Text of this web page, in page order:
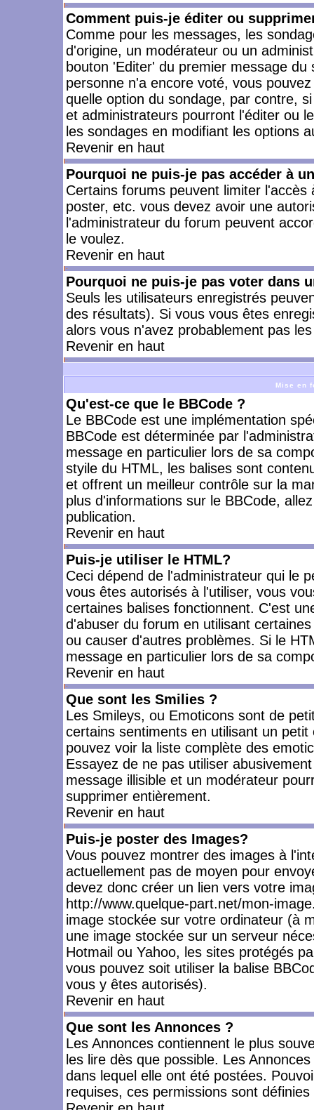
Comment puis-je éditer ou
Comme pour les messages, les
d'origine, un modérateur ou un
bouton 'Editer' du premier message
personne n'a encore voté, vous
quelle option du sondage, par contre,
et administrateurs pourront l'éditer ou
les sondages en modifiant les options
Revenir en haut
Pourquoi ne puis-je pas accéder à
Certains forums peuvent limiter
poster, etc. vous devez avoir une
l'administrateur du forum peuvent
le voulez.
Revenir en haut
Pourquoi ne puis-je pas voter dans
Seuls les utilisateurs enregistrés
des résultats). Si vous vous êtes
alors vous n'avez probablement pas
Revenir en haut
Mise en
Qu'est-ce que le BBCode ?
Le BBCode est une implémentation
BBCode est déterminée par
message en particulier lors de sa
styile du HTML, les balises sont
et offrent un meilleur contrôle sur la
plus d'informations sur le BBCode,
publication.
Revenir en haut
Puis-je utiliser le HTML?
Ceci dépend de l'administrateur qui le
vous êtes autorisés à l'utiliser, vous
certaines balises fonctionnent. C'est
d'abuser du forum en utilisant
ou causer d'autres problèmes. Si le
message en particulier lors de sa
Revenir en haut
Que sont les Smilies ?
Les Smileys, ou Emoticons sont de
certains sentiments en utilisant un
pouvez voir la liste complète des
Essayez de ne pas utiliser
message illisible et un modérateur
supprimer entièrement.
Revenir en haut
Puis-je poster des Images?
Vous pouvez montrer des images à
actuellement pas de moyen pour
devez donc créer un lien vers votre
http://www.quelque-part.net/mon-
image stockée sur votre ordinateur (à
une image stockée sur un serveur
Hotmail ou Yahoo, les sites protégés
vous pouvez soit utiliser la balise
vous y êtes autorisés).
Revenir en haut
Que sont les Annonces ?
Les Annonces contiennent le plus
les lire dès que possible. Les
dans lequel elle ont été postées.
requises, ces permissions sont